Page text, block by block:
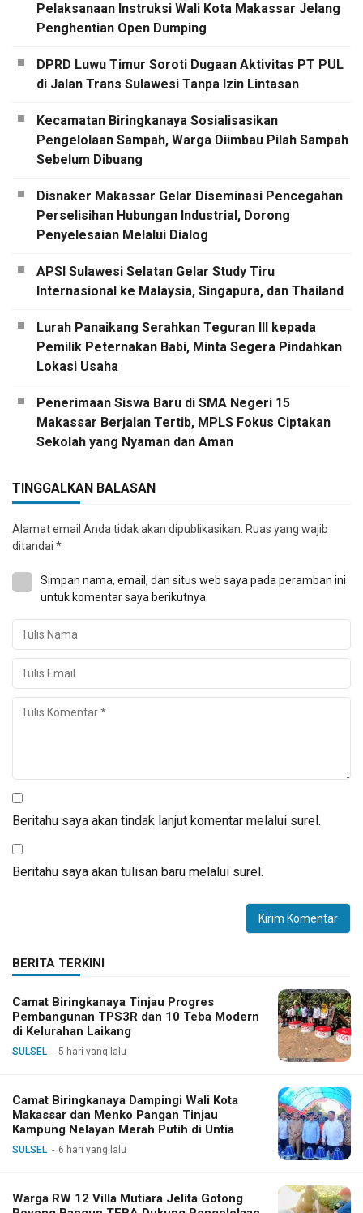
Pelaksanaan Instruksi Wali Kota Makassar Jelang
Penghentian Open Dumping
DPRD Luwu Timur Soroti Dugaan Aktivitas PT PUL
di Jalan Trans Sulawesi Tanpa Izin Lintasan
Kecamatan Biringkanaya Sosialisasikan
Pengelolaan Sampah, Warga Diimbau Pilah Sampah
Sebelum Dibuang
Disnaker Makassar Gelar Diseminasi Pencegahan
Perselisihan Hubungan Industrial, Dorong
Penyelesaian Melalui Dialog
APSI Sulawesi Selatan Gelar Study Tiru
Internasional ke Malaysia, Singapura, dan Thailand
Lurah Panaikang Serahkan Teguran III kepada
Pemilik Peternakan Babi, Minta Segera Pindahkan
Lokasi Usaha
Penerimaan Siswa Baru di SMA Negeri 15
Makassar Berjalan Tertib, MPLS Fokus Ciptakan
Sekolah yang Nyaman dan Aman
TINGGALKAN BALASAN
Alamat email Anda tidak akan dipublikasikan. Ruas yang wajib
ditandai *
Simpan nama, email, dan situs web saya pada peramban ini
untuk komentar saya berikutnya.
Beritahu saya akan tindak lanjut komentar melalui surel.
Beritahu saya akan tulisan baru melalui surel.
BERITA TERKINI
Camat Biringkanaya Tinjau Progres
Pembangunan TPS3R dan 10 Teba Modern
di Kelurahan Laikang
SULSEL 5 hari yang lalu
Camat Biringkanaya Dampingi Wali Kota
Makassar dan Menko Pangan Tinjau
Kampung Nelayan Merah Putih di Untia
SULSEL 6 hari yang lalu
Warga RW 12 Villa Mutiara Jelita Gotong